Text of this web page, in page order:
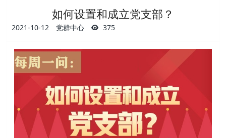
如何设置和成立党支部？
2021-10-12 党群中心 375